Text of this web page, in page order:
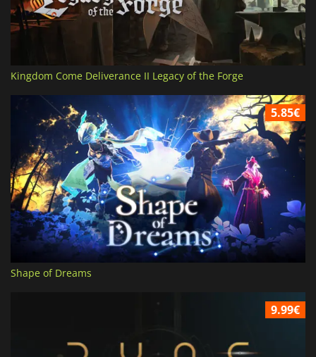
Kingdom Come Deliverance II Legacy of the Forge
5.85€
Shape of Dreams
9.99€